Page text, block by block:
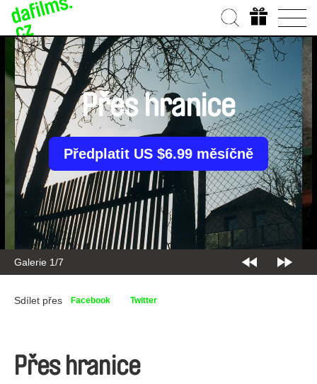
Galerie 1/7
Přes hranice
Předplatit US $6.99 měsíčně
Sdílet přes Facebook Twitter
Přes hranice